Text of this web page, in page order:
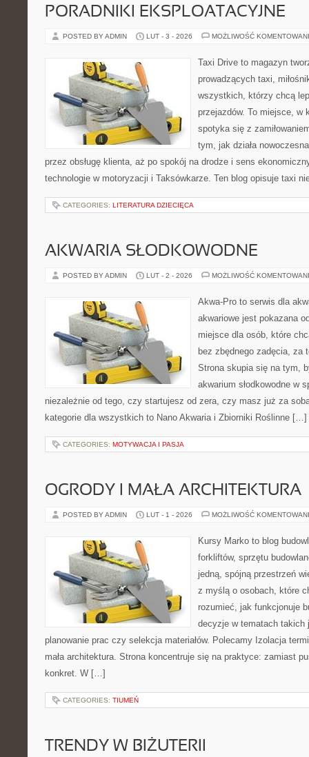
PORADNIKI EKSPLOATACYJNE
POSTED BY ADMIN LUT - 3 - 2026 MOŻLIWOŚĆ
Taxi Drive to magazyn
prowadzących taxi,
wszystkich, którzy chcą
przejazdów. To miejsce, w
spotyka się z
tym, jak działa
przez obsługę klienta, aż po spokój na drodze i sens
technologie w motoryzacji i Taksówkarze. Ten blog opisuje taxi
CATEGORIES: LITERATURA DZIECIĘCA
AKWARIA SŁODKOWODNE
POSTED BY ADMIN LUT - 2 - 2026 MOŻLIWOŚĆ
Akwa-Pro to serwis dla
akwariowe jest pokazana
miejsce dla osób, które
bez zbędnego zadęcia, za
Strona skupia się na tym,
akwarium słodkowodne w
niezależnie od tego, czy startujesz od zera, czy masz już za
kategorie dla wszystkich to Nano Akwaria i Zbiorniki Roślinne […]
CATEGORIES: MOTYWACJA I PASJA
OGRODY I MAŁA ARCHITEKTURA
POSTED BY ADMIN LUT - 1 - 2026 MOŻLIWOŚĆ
Kursy Marko to blog
forkliftów, sprzętu
jedną, spójną przestrzeń
z myślą o osobach, które
rozumieć, jak funkcjonuje
decyzje w tematach takich
planowanie prac czy selekcja materiałów. Polecamy Izolacja
mała architektura. Strona koncentruje się na praktyce: zamiast
konkret. W […]
CATEGORIES: TIUMEŃ
TRENDY W BIŻUTERII